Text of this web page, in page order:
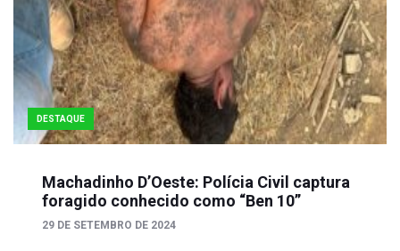
DESTAQUE
Machadinho D’Oeste: Polícia Civil captura
foragido conhecido como “Ben 10”
29 DE SETEMBRO DE 2024